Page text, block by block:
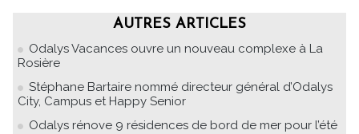
AUTRES ARTICLES
Odalys Vacances ouvre un nouveau complexe à La
Rosière
Stéphane Bartaire nommé directeur général d’Odalys
City, Campus et Happy Senior
Odalys rénove 9 résidences de bord de mer pour l’été